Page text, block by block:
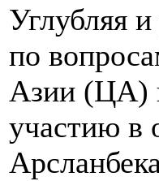
Углубляя
по
Азии (ЦА)
участию в